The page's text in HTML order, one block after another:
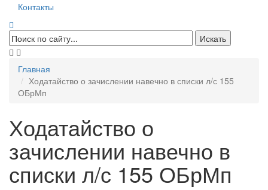
Контакты
Главная
Ходатайство о зачислении навечно в списки л/с 155
ОБрМп
Ходатайство о
зачислении навечно в
списки л/с 155 ОБрМп